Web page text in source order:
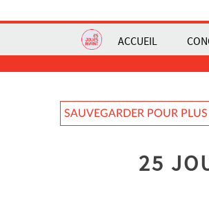
ACCUEIL
SAUVEGARDER POUR
25